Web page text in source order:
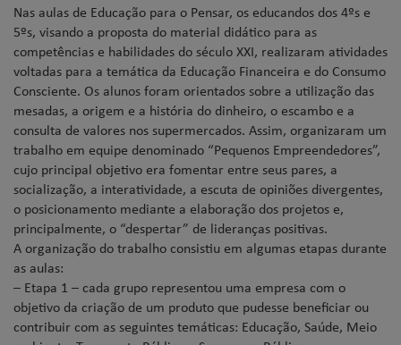
Nas aulas de Educação para o Pensar, os educandos dos 4ºs e
5ºs, visando a proposta do material didático para as
competências e habilidades do século XXI, realizaram atividades
voltadas para a temática da Educação Financeira e do Consumo
Consciente. Os alunos foram orientados sobre a utilização das
mesadas, a origem e a história do dinheiro, o escambo e a
consulta de valores nos supermercados. Assim, organizaram um
trabalho em equipe denominado “Pequenos Empreendedores”,
cujo principal objetivo era fomentar entre seus pares, a
socialização, a interatividade, a escuta de opiniões divergentes,
o posicionamento mediante a elaboração dos projetos e,
principalmente, o “despertar” de lideranças positivas.
A organização do trabalho consistiu em algumas etapas durante
as aulas:
– Etapa 1 – cada grupo representou uma empresa com o
objetivo da criação de um produto que pudesse beneficiar ou
contribuir com as seguintes temáticas: Educação, Saúde, Meio